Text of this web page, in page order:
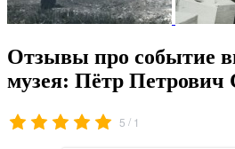
Отзывы про событие
музея: Пётр Петрович
5 / 1